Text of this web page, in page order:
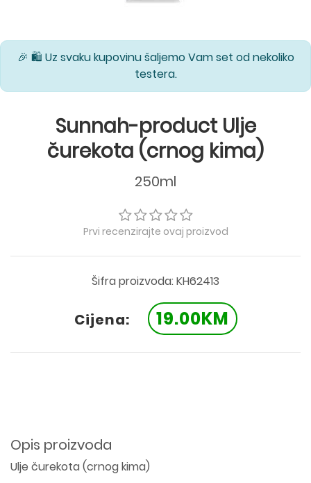
🎉 🛍️ Uz svaku kupovinu šaljemo Vam set od nekoliko
testera.
Sunnah-product Ulje
čurekota (crnog kima)
250ml
Prvi recenzirajte ovaj proizvod
Šifra proizvoda: KH62413
Cijena: 19.00KM
Opis proizvoda
Ulje čurekota (crnog kima)